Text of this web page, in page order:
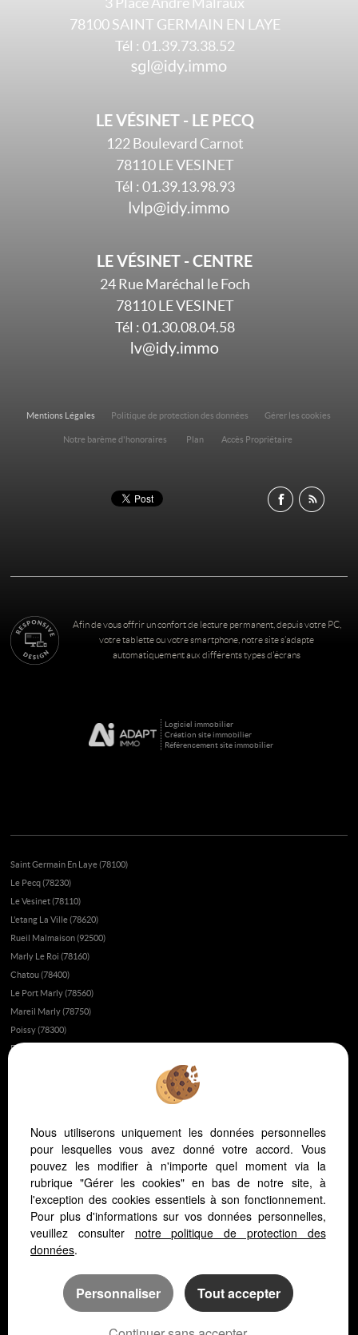
78100SAINT GERMAIN EN LAYE
Tél : 01.39.73.38.52
LE VÉSINET - LE PECQ
122 Boulevard Carnot
78110LE VESINET
Tél : 01.39.13.98.93
LE VÉSINET - CENTRE
24 Rue Maréchal le Foch
78110LE VESINET
Tél :01.30.08.04.58
Mentions Légales Politique de protection des données Gérer les cookies
Notre barème d'honoraires Plan Accès Propriétaire
Afin de vous offrir un confort de lecture permanent, depuis votre PC,
votre tablette ou votre smartphone, notre site s’adapte
automatiquement aux différents types d'écrans
Logiciel immobilier
Création site immobilier
Référencement site immobilier
Saint Germain En Laye (78100)
Le Pecq (78230)
Le Vesinet (78110)
L'etang La Ville (78620)
Rueil Malmaison (92500)
Marly Le Roi (78160)
Chatou (78400)
Le Port Marly (78560)
Mareil Marly (78750)
Poissy (78300)
Fourqueux (78112)
Fait-il bon vivre à Saint-Germain-en-Laye?
L’immobilier au Vésinet
L’immobilier à Saint-Germain-en-Laye
L’immobilier dans les yvelines
Vivre dans les yvelines ou à Paris ?
L'hopital Saint Germain en Laye
L'immobilier au Pecq
Nous utiliserons uniquement les données personnelles
pour lesquelles vous avez donné votre accord. Vous
pouvez les modifier à n'importe quel moment via la
rubrique "Gérer les cookies" en bas de notre site, à
l'exception des cookies essentiels à son fonctionnement.
Pour plus d'informations sur vos données personnelles,
veuillez consulter notre politique de protection des
données.
Personnaliser Tout accepter